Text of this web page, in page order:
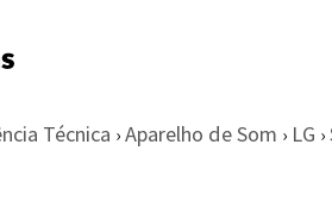
Técnica › Aparelho de Som › LG ›